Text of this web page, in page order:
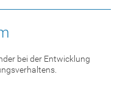
bei der Entwicklung